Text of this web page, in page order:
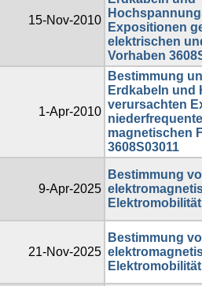
15-Nov-2010
Expositionen
elektrischen
Vorhaben
1-Apr-2010
Bestimmung
Erdkabeln und
verursachten
magnetischen
3608S03011
9-Apr-2025
Bestimmung
21-Nov-2025
Bestimmung